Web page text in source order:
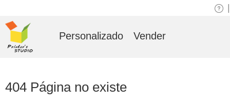
404 Página no existe
Personalizado Vender